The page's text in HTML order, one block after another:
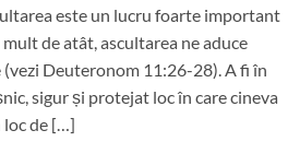
este un lucru foarte important
de atât, ascultarea ne aduce
Deuteronom 11:26-28). A fi în
sigur și protejat loc în care cineva
loc de […]